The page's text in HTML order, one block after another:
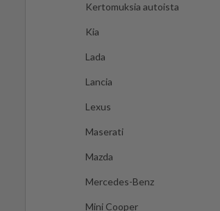
Kertomuksia autoista
Kia
Lada
Lancia
Lexus
Maserati
Mazda
Mercedes-Benz
Mini Cooper